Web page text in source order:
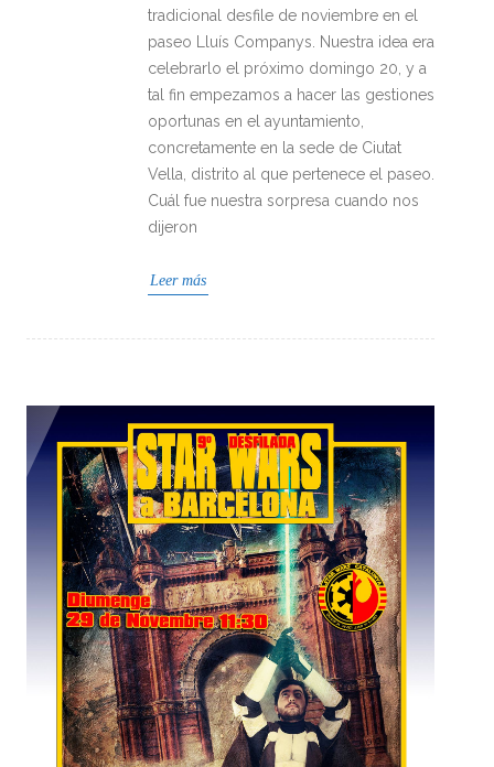
tradicional desfile de noviembre en el
paseo Lluís Companys. Nuestra idea era
celebrarlo el próximo domingo 20, y a
tal fin empezamos a hacer las gestiones
oportunas en el ayuntamiento,
concretamente en la sede de Ciutat
Vella, distrito al que pertenece el paseo.
Cuál fue nuestra sorpresa cuando nos
dijeron
Leer más